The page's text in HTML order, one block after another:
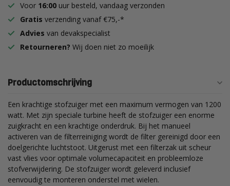
Voor 16:00 uur besteld, vandaag verzonden
Gratis verzending vanaf €75,-*
Advies van devakspecialist
Retourneren? Wij doen niet zo moeilijk
Productomschrijving
Een krachtige stofzuiger met een maximum vermogen van 1200
watt. Met zijn speciale turbine heeft de stofzuiger een enorme
zuigkracht en een krachtige onderdruk. Bij het manueel
activeren van de filterreiniging wordt de filter gereinigd door een
doelgerichte luchtstoot. Uitgerust met een filterzak uit scheur
vast vlies voor optimale volumecapaciteit en probleemloze
stofverwijdering. De stofzuiger wordt geleverd inclusief
eenvoudig te monteren onderstel met wielen.